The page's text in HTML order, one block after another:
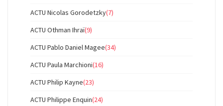
ACTU Nicolas Gorodetzky(7)
ACTU Othman Ihraï(9)
ACTU Pablo Daniel Magee(34)
ACTU Paula Marchioni(16)
ACTU Philip Kayne(23)
ACTU Philippe Enquin(24)